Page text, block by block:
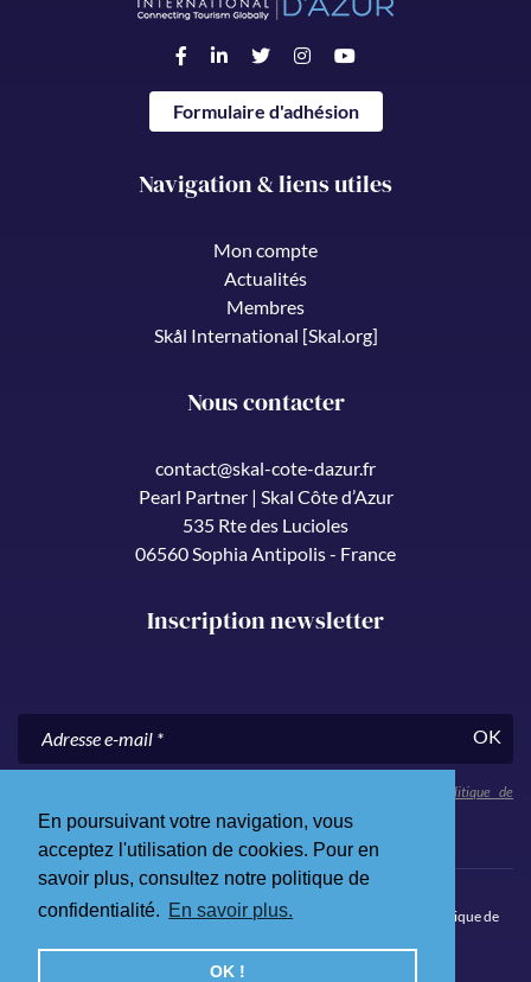
En poursuivant votre navigation, vous
acceptez l'utilisation de cookies. Pour en
savoir plus, consultez notre politique de
confidentialité. En savoir plus.
OK !
Formulaire d'adhésion
Navigation & liens utiles
Mon compte
Actualités
Membres
Skål International [Skal.org]
Nous contacter
contact@skal-cote-dazur.fr
Pearl Partner | Skal Côte d’Azur
535 Rte des Lucioles
06560 Sophia Antipolis - France
Inscription newsletter
OK
politique de
confidentialité
© 2026 Skål Côte d’Azur. Tous droits réservés.
Politique de
Site Internet par Qualium